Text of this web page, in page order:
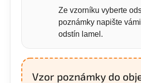
Ze vzorníku vyberte
poznámky napište
odstín lamel.
Vzor poznámky do